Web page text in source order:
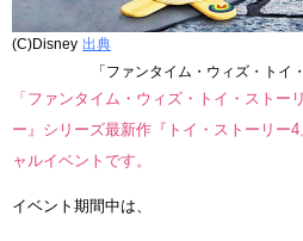
(C)Disney 出典
「ファンタイム・ウィズ・トイ
「ファンタイム・ウィズ・トイ・ストー
ー』シリーズ最新作『トイ・ストーリー
ャルイベントです。
イベント期間中は、